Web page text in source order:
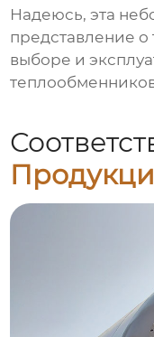
Надеюсь, эта
представление о
выборе и